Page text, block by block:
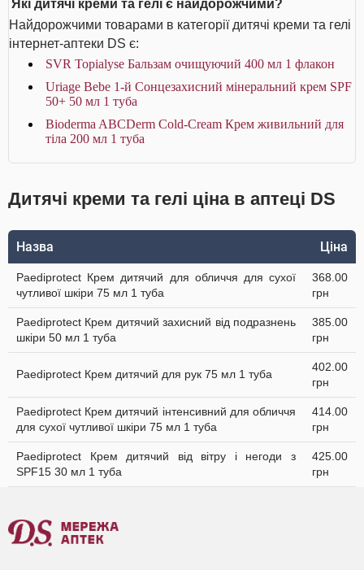
Які дитячі креми та гелі є найдорожчими?
Найдорожчими товарами в категорії дитячі креми та гелі
інтернет-аптеки DS є:
SVR Topialyse Бальзам очищуючий 400 мл 1 флакон
Uriage Bebe 1-й Сонцезахисний мінеральний крем SPF
50+ 50 мл 1 туба
Bioderma ABCDerm Cold-Cream Крем живильний для
тіла 200 мл 1 туба
Дитячі креми та гелі ціна в аптеці DS
Назва Ціна
Paediprotect Крем дитячий для обличчя для сухої
чутливої шкіри 75 мл 1 туба
368.00
грн
Paediprotect Крем дитячий захисний від подразнень
шкіри 50 мл 1 туба
385.00
грн
Paediprotect Крем дитячий для рук 75 мл 1 туба
402.00
грн
Paediprotect Крем дитячий інтенсивний для обличчя
для сухої чутливої шкіри 75 мл 1 туба
414.00
грн
Paediprotect Крем дитячий від вітру і негоди з
SPF15 30 мл 1 туба
425.00
грн